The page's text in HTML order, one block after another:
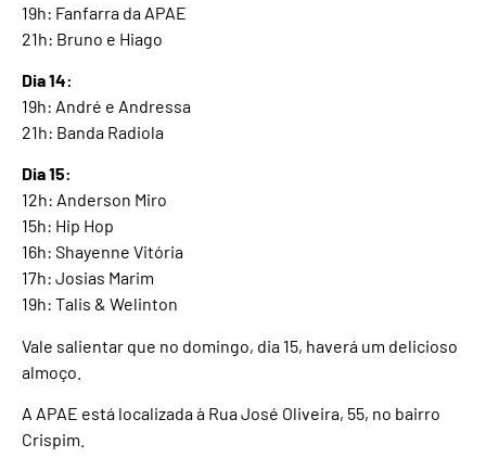
19h: Fanfarra da APAE
21h: Bruno e Hiago
Dia 14:
19h: André e Andressa
21h: Banda Radiola
Dia 15:
12h: Anderson Miro
15h: Hip Hop
16h: Shayenne Vitória
17h: Josias Marim
19h: Talis & Welinton
Vale salientar que no domingo, dia 15, haverá um delicioso
almoço.
A APAE está localizada à Rua José Oliveira, 55, no bairro
Crispim.